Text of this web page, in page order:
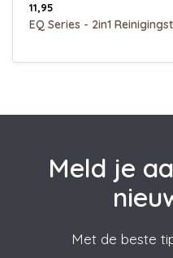
11,95
EQ Series - 2in1
Meld je
Met de beste